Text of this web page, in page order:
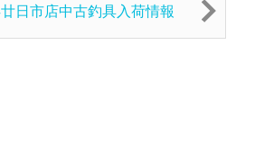
日市店中古釣具入荷情報